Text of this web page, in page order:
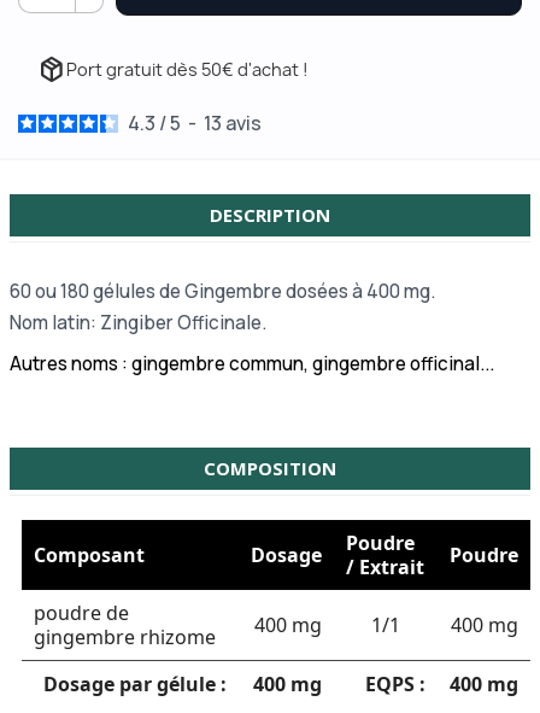
package_2 Port gratuit dès 50€ d'achat !
4.3 /5 - 13 avis
DESCRIPTION
60 ou180 gélules de Gingembre dosées à 400 mg.
Nom latin: Zingiber Officinale.
Autres noms : gingembre commun, gingembre officinal...
COMPOSITION
Composant Dosage
Poudre
/ Extrait
Poudre
poudre de
gingembre rhizome
400 mg 1/1 400 mg
Dosage par gélule : 400 mg EQPS : 400 mg